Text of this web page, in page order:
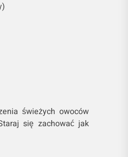
świeżych owoców
się zachować jak